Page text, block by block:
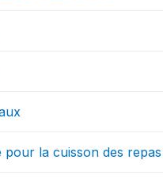
pour la cuisson des repas